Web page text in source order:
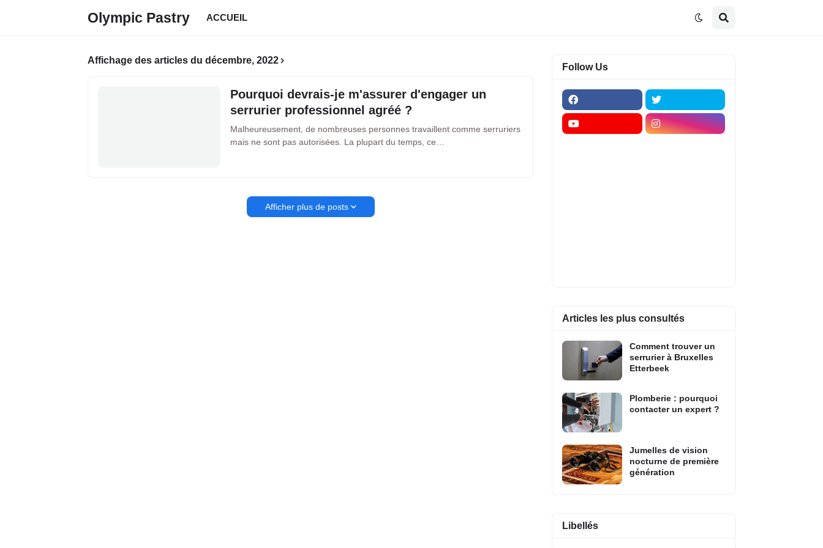
Olympic Pastry ACCUEIL
Affichage des articles du décembre, 2022
Pourquoi devrais-je m'assurer d'engager un
serrurier professionnel agréé ?
Malheureusement, de nombreuses personnes travaillent comme serruriers
mais ne sont pas autorisées. La plupart du temps, ce…
Afficher plus de posts
Follow Us
Articles les plus consultés
Comment trouver un
serrurier à Bruxelles
Etterbeek
Plomberie : pourquoi
contacter un expert ?
Jumelles de vision
nocturne de première
génération
Libellés